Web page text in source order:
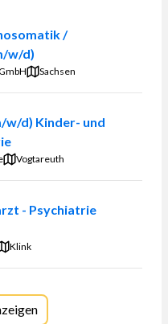
/
w/d)
Sachsen
w/d) Kinder- und
Vogtareuth
- Psychiatrie
Klink